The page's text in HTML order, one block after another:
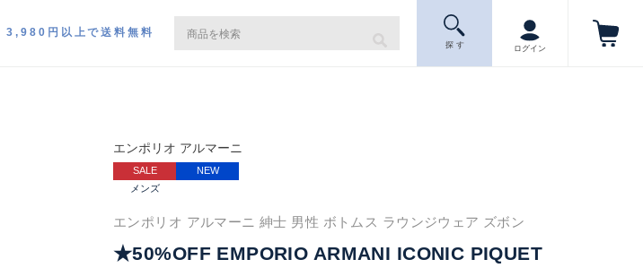
3,980円以上で送料無料
探 す ログイン
エンポリオ アルマーニ
SALE
NEW
メンズ
エンポリオ アルマーニ 紳士 男性 ボトムス ラウンジウェア ズボン
★50%OFF EMPORIO ARMANI ICONIC PIQUET